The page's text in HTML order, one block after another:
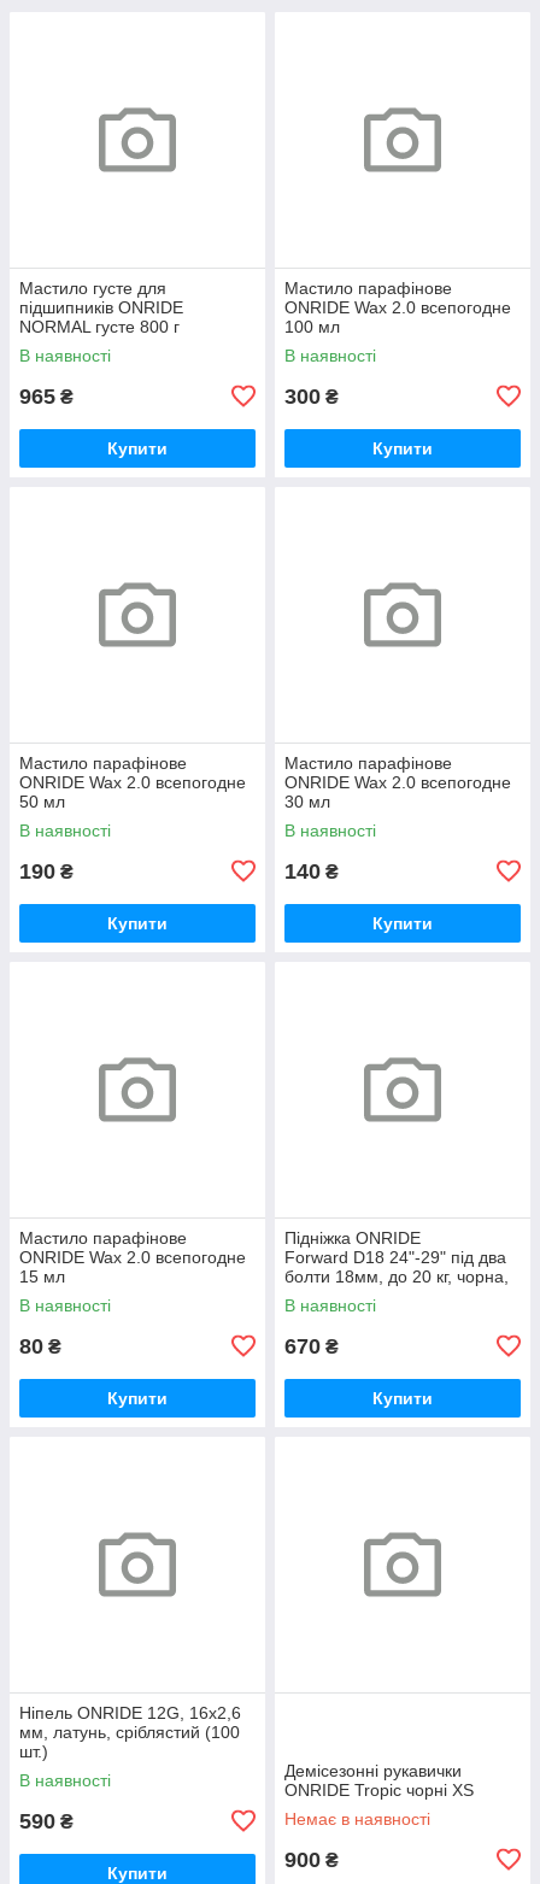
Мастило густе для
підшипників ONRIDE
NORMAL густе 800 г
(металева банка)
В наявності
965 ₴
Купити
Мастило парафінове
ONRIDE Wax 2.0 всепогодне
100 мл
В наявності
300 ₴
Купити
Мастило парафінове
ONRIDE Wax 2.0 всепогодне
50 мл
В наявності
190 ₴
Купити
Мастило парафінове
ONRIDE Wax 2.0 всепогодне
30 мл
В наявності
140 ₴
Купити
Мастило парафінове
ONRIDE Wax 2.0 всепогодне
15 мл
В наявності
80 ₴
Купити
Підніжка ONRIDE
Forward D18 24"-29" під два
болти 18мм, до 20 кг, чорна,
polybag
В наявності
670 ₴
Купити
Ніпель ONRIDE 12G, 16x2,6
мм, латунь, сріблястий (100
шт.)
В наявності
590 ₴
Купити
Демісезонні рукавички
ONRIDE Tropic чорні XS
Немає в наявності
900 ₴